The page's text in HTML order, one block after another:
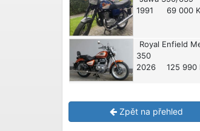
1991
69 000
Royal Enfield
350
2026
125 990
Zpět na přehled